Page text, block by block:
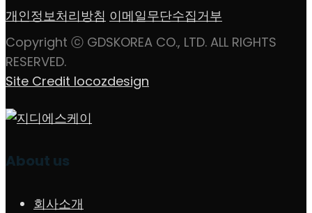
개인정보처리방침 이메일무단수집거부
Copyright ⓒ GDSKOREA CO., LTD. ALL RIGHTS
RESERVED.
Site Credit locozdesign
About us
회사소개